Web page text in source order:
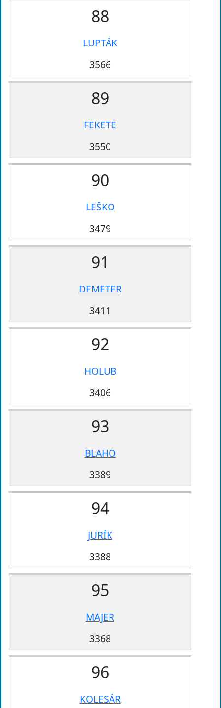
88
LUPTÁK
3566
89
FEKETE
3550
90
LEŠKO
3479
91
DEMETER
3411
92
HOLUB
3406
93
BLAHO
3389
94
JURÍK
3388
95
MAJER
3368
96
KOLESÁR